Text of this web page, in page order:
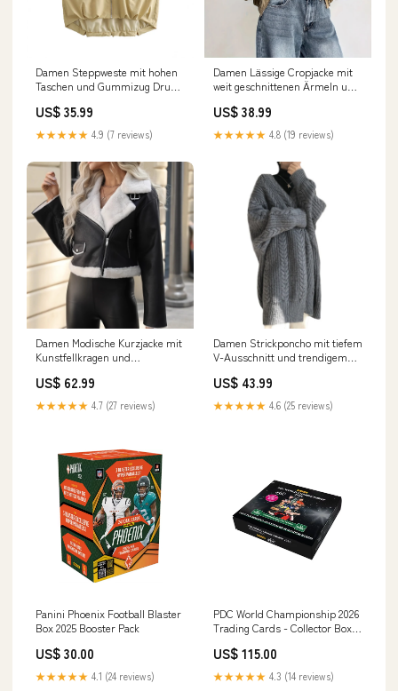
Damen Steppweste mit hohen
Taschen und Gummizug Drune
US$ 35.99
★★★★★ 4.9 (7 reviews)
Damen Lässige Cropjacke mit
weit geschnittenen Ärmeln und
Drune sexyshiying
US$ 38.99
★★★★★ 4.8 (19 reviews)
Damen Modische Kurzjacke mit
Kunstfellkragen und
orthopaedic shoes-ai
US$ 62.99
★★★★★ 4.7 (27 reviews)
Damen Strickponcho mit tiefem
V-Ausschnitt und trendigem
Farbe:Aprikose
US$ 43.99
★★★★★ 4.6 (25 reviews)
Panini Phoenix Football Blaster
Box 2025 Booster Pack
US$ 30.00
★★★★★ 4.1 (24 reviews)
PDC World Championship 2026
Trading Cards - Collector Box
US$ 115.00
★★★★★ 4.3 (14 reviews)